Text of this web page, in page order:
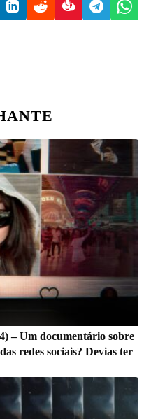
– Um documentário sobre
redes sociais? Devias ter